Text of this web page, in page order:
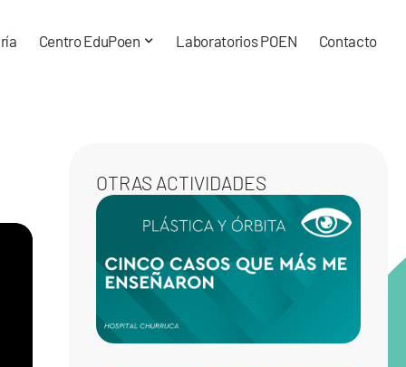
Centro EduPoen Laboratorios POEN Contacto
OTRAS ACTIVIDADES
MÁS